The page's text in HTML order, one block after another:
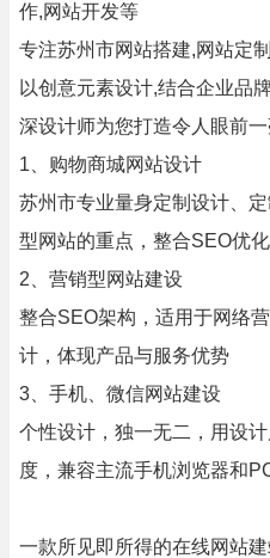
作,网站开发等
专注苏州市网站搭建,网站定
以创意元素设计,结合企业品
深设计师为您打造令人眼前
1、购物商城网站设计
苏州市专业量身定制设计、
型网站的重点，整合SEO优
2、营销型网站建设
整合SEO架构，适用于网络
计，体现产品与服务优势
3、手机、微信网站建设
个性设计，独一无二，用设
度，兼容主流手机浏览器和
一款所见即所得的在线网站